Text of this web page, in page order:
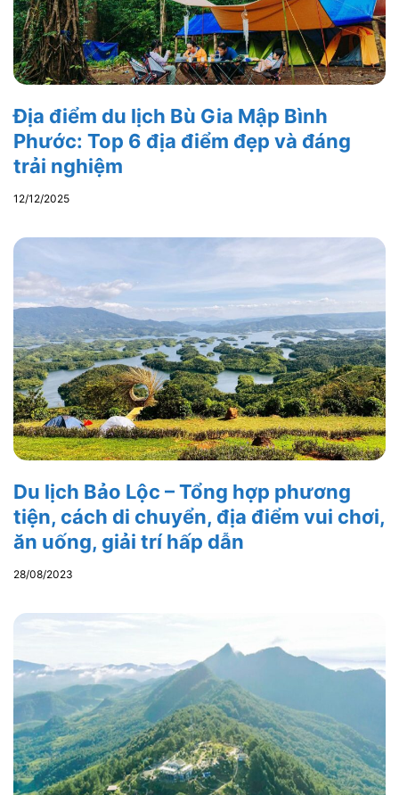
Địa điểm du lịch Bù Gia Mập Bình
Phước: Top 6 địa điểm đẹp và đáng
trải nghiệm
12/12/2025
Du lịch Bảo Lộc – Tổng hợp phương
tiện, cách di chuyển, địa điểm vui chơi,
ăn uống, giải trí hấp dẫn
28/08/2023